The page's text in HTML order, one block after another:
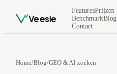
Veesie
FeaturesPrijzen
BenchmarkBlog
Contact
Home/Blog/GEO & AI-zoeken